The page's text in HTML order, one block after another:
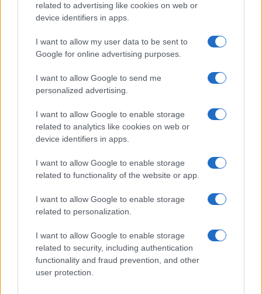
related to advertising like cookies on web or
device identifiers in apps.
I want to allow my user data to be sent to
Google for online advertising purposes.
I want to allow Google to send me
personalized advertising.
I want to allow Google to enable storage
related to analytics like cookies on web or
device identifiers in apps.
I want to allow Google to enable storage
related to functionality of the website or app.
I want to allow Google to enable storage
related to personalization.
I want to allow Google to enable storage
related to security, including authentication
functionality and fraud prevention, and other
user protection.
tlaka. TPMS opozorilo se namreč sproži šele, ko
mejo.
Servisiranje ventilov
: Pri menjavi pnevmatik je
priporočljivo zamenjati servisni komplet TPMS
ventila, ki vključuje tesnila, jedro ventila in
pokrovček, saj se ti deli sčasoma obrabijo ali
korodirajo. Korozija, zlasti zaradi cestne soli in
vlage, je pogost vzrok okvar TPMS senzorjev.
: Baterije v
TPMS senzorjih niso zamenljive, zato je ob
izpraznitvi baterije ali okvari senzorja potrebna
zamenjava celotnega senzorja. To je še posebej
pomembno po 5–10 letih uporabe.